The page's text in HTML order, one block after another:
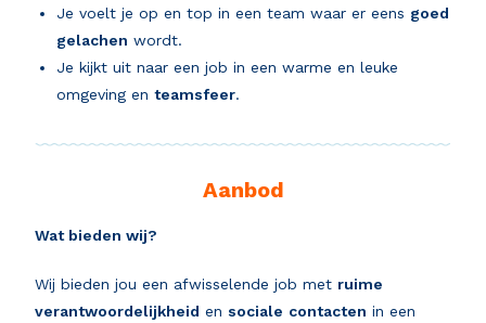
Je voelt je op en top in een team waar er eens goed
gelachen wordt.
Je kijkt uit naar een job in een warme en leuke
omgeving enteamsfeer.
Aanbod
Wat bieden wij?
Wij bieden jou een afwisselende job met ruime
verantwoordelijkheid en sociale contacten in een